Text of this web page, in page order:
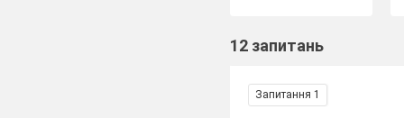
12 запитань
Запитання 1